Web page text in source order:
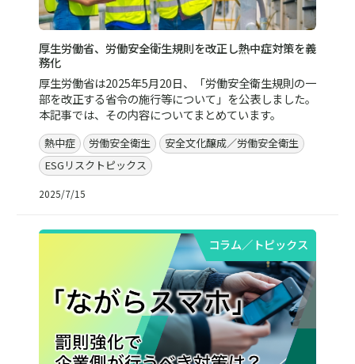
厚生労働省、労働安全衛生規則を改正し熱中症対策を義
務化
厚生労働省は2025年5月20日、「労働安全衛生規則の一
部を改正する省令の施行等について」を公表しました。
本記事では、その内容についてまとめています。
熱中症 労働安全衛生
安全文化醸成／労働安全衛生
ESGリスクトピックス
2025/7/15
コラム／トピックス